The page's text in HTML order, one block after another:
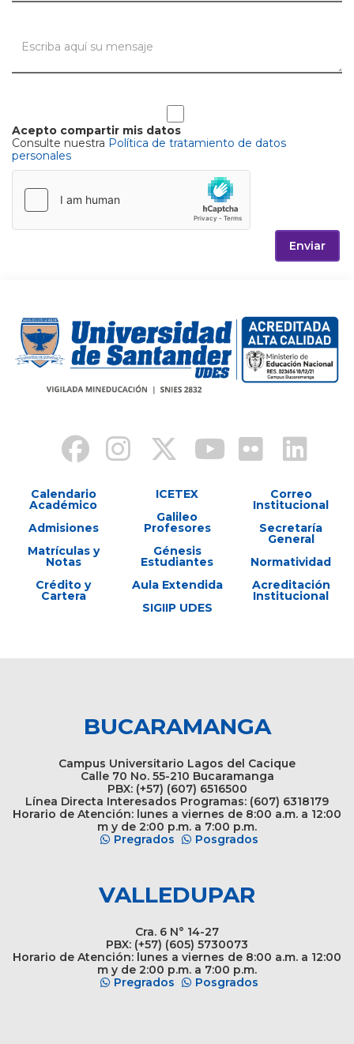
Acepto compartir mis datos
Consulte nuestra Política de tratamiento de datos
personales
Enviar
Calendario
Académico
Admisiones
Matrículas y
Notas
Crédito y
Cartera
ICETEX
Galileo
Profesores
Génesis
Estudiantes
Aula Extendida
SIGIIP UDES
Correo
Institucional
Secretaría
General
Normatividad
Acreditación
Institucional
BUCARAMANGA
Campus Universitario Lagos del Cacique
Calle 70 No. 55-210 Bucaramanga
PBX: (+57) (607) 6516500
Línea Directa Interesados Programas: (607) 6318179
Horario de Atención: lunes a viernes de 8:00 a.m. a 12:00
m y de 2:00 p.m. a 7:00 p.m.
Pregrados
Posgrados
VALLEDUPAR
Cra. 6 N° 14-27
PBX: (+57) (605) 5730073
Horario de Atención: lunes a viernes de 8:00 a.m. a 12:00
m y de 2:00 p.m. a 7:00 p.m.
Pregrados
Posgrados